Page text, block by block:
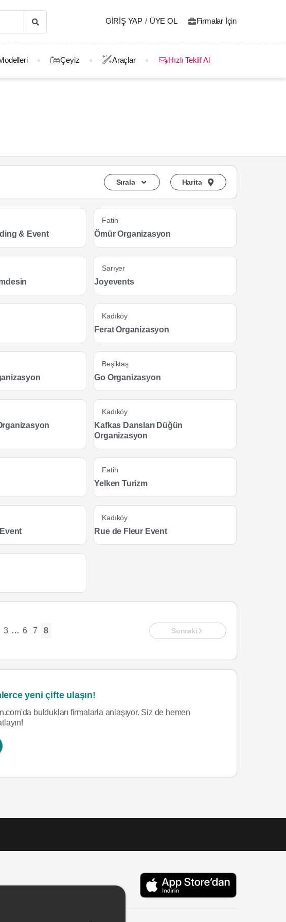
GIRIŞ YAP / ÜYE OL Firmalar İçin
Çeyiz Araçlar Hızlı Teklif Al
Sırala Harita
& Event
Fatih
Ömür Organizasyon
Sarıyer
Joyevents
Kadıköy
Ferat Organizasyon
Beşiktaş
Go Organizasyon
Kadıköy
Kafkas Dansları Düğün
Organizasyon
Fatih
Yelken Turizm
Kadıköy
Rue de Fleur Event
3 … 6 7 8 Sonraki
yeni çifte ulaşın!
buldukları firmalarla anlaşıyor. Siz de hemen